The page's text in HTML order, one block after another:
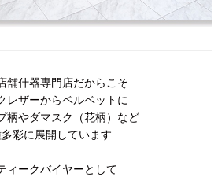
舗什器専門店だからこそ
レザーからベルベットに
柄やダマスク（花柄）など
彩に展開しています
ィークバイヤーとして